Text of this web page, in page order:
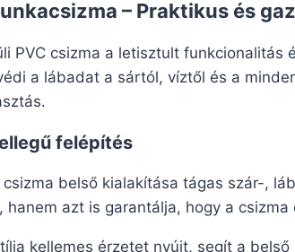
– Praktikus és
PVC csizma a letisztult
a lábadat a sártól, víztől és a
felépítés
csizma belső kialakítása tágas szár-,
azt is garantálja, hogy a
kellemes érzetet nyújt, segít a